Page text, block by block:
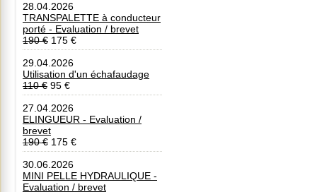
28.04.2026
TRANSPALETTE à conducteur
porté - Evaluation / brevet
190 € 175 €
29.04.2026
Utilisation d'un échafaudage
110 € 95 €
27.04.2026
ELINGUEUR - Evaluation /
brevet
190 € 175 €
30.06.2026
MINI PELLE HYDRAULIQUE -
Evaluation / brevet